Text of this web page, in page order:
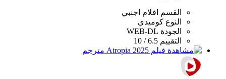
القسم
افلام اجنبي
النوع كوميدي
الجودة WEB-DL
التقييم 6.5 / 10